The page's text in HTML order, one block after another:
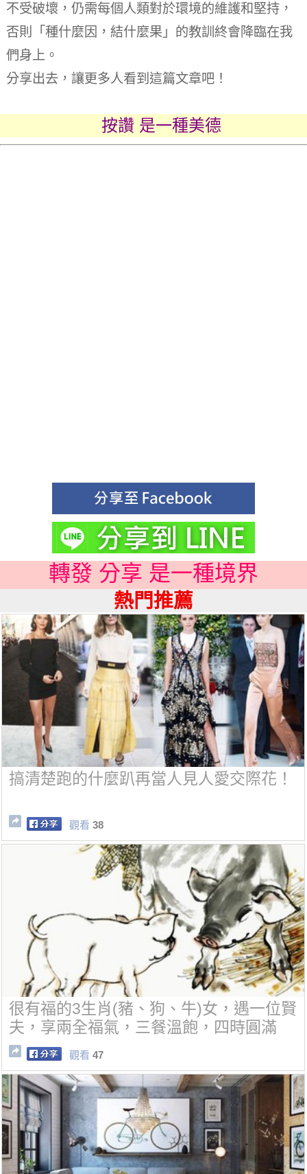
不受破壞，仍需每個人類對於環境的維護和堅持，
否則「種什麼因，結什麼果」的教訓終會降臨在我
們身上。
分享出去，讓更多人看到這篇文章吧！
按讚 是一種美德
轉發 分享 是一種境界
熱門推薦
搞清楚跑的什麼趴再當人見人愛交際花！
觀看 38
很有福的3生肖(豬、狗、牛)女，遇一位賢
夫，享兩全福氣，三餐溫飽，四時圓滿
觀看 47